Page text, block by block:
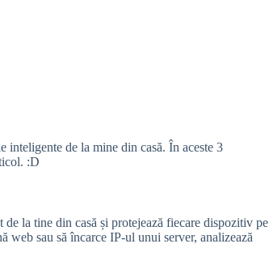
inteligente de la mine din casă. În aceste 3
:D
la tine din casă și protejează fiecare dispozitiv pe
web sau să încarce IP-ul unui server, analizează